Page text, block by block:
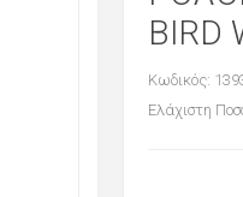
BIRD
Κωδικός:
Ελάχιστη